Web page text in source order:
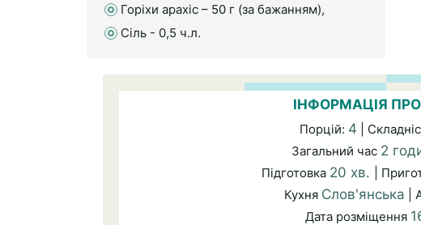
Горіхи арахіс – 50 г (за бажанням),
Сіль - 0,5 ч.л.
ІНФОРМАЦІЯ
Порцій: 4 |
Загальний час 2
Підготовка 20 хв. |
Кухня Слов'янська |
Дата розміщення